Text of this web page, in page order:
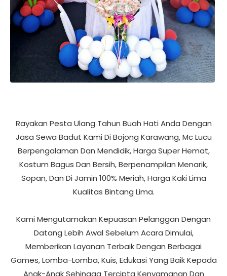
Rayakan Pesta Ulang Tahun Buah Hati Anda Dengan
Jasa Sewa Badut Kami Di Bojong Karawang, Mc Lucu
Berpengalaman Dan Mendidik, Harga Super Hemat,
Sopan, Dan Di Jamin 100% Meriah, Harga Kaki Lima
Kualitas Bintang Lima.
Kami Mengutamakan Kepuasan Pelanggan Dengan
Datang Lebih Awal Sebelum Acara Dimulai,